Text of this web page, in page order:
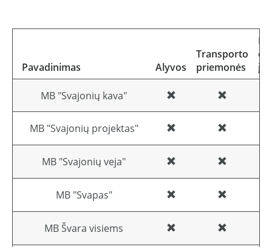
Pavadinimas Alyvos
Transporto
priemonės
MB "Svajonių kava"
MB "Svajonių projektas"
MB "Svajonių veja"
MB "Svapas"
MB Švara visiems